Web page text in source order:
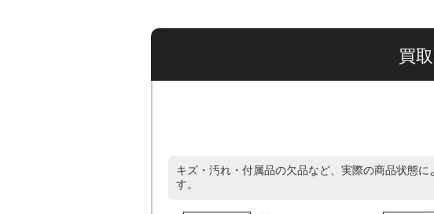
買
キズ・汚れ・付属品の欠品など、実際の商品状態
す。